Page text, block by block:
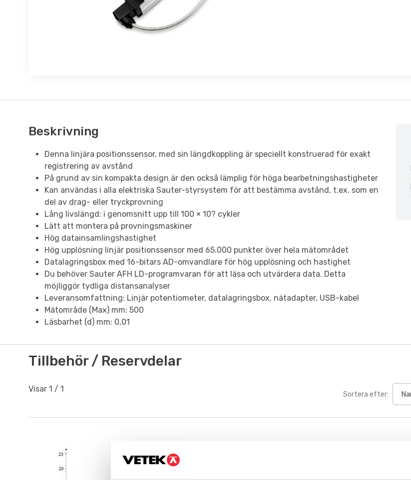
Beskrivning
Denna linjära positionssensor, med sin längdkoppling är speciellt konstruerad för exakt
registrering av avstånd
På grund av sin kompakta design är den också lämplig för höga bearbetningshastigheter
Kan användas i alla elektriska Sauter-styrsystem för att bestämma avstånd, t.ex. som en
del av drag- eller tryckprovning
Lång livslängd: i genomsnitt upp till 100 × 10? cykler
Lätt att montera på provningsmaskiner
Hög datainsamlingshastighet
Hög upplösning linjär positionssensor med 65.000 punkter över hela mätområdet
Datalagringsbox med 16-bitars AD-omvandlare för hög upplösning och hastighet
Du behöver Sauter AFH LD-programvaran för att läsa och utvärdera data. Detta
möjliggör tydliga distansanalyser
Leveransomfattning: Linjär potentiometer, datalagringsbox, nätadapter, USB-kabel
Mätområde (Max) mm: 500
Läsbarhet (d) mm: 0,01
Tillbehör / Reservdelar
Visar 1 / 1
Sortera efter: